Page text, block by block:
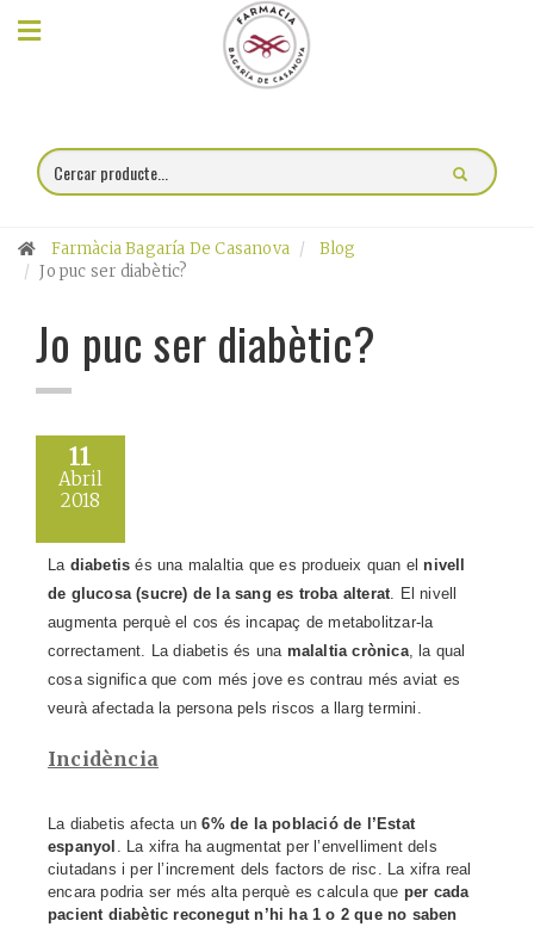
×
online
Farmàcia
Blog
Xerrades
Promocions
Encárrec
fórmules
Farmàcia Bagaría De Casanova
Blog
Jo puc ser diabètic?
Jo puc ser diabètic?
11
Abril
2018
La diabetis és una malaltia que es produeix quan elnivell
de glucosa (sucre) de la sang es troba alterat. El nivell
augmenta perquè el cos és incapaç de metabolitzar-la
correctament. La diabetis és una malaltia crònica, la qual
cosa significa que com més jove es contrau més aviat es
veurà afectada la persona pels riscos a llarg termini.
Incidència
La diabetis afecta un6% de la població de l’Estat
espanyol . La xifra ha augmentat per l’envelliment dels
ciutadans i per l’increment dels factors de risc. La xifra real
encara podria ser més alta perquè es calcula que per cada
pacient diabètic reconegut n’hi ha 1 o 2 que no saben